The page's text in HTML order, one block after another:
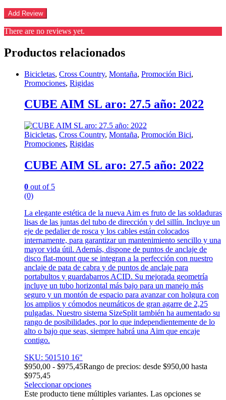
There are no reviews yet.
Productos relacionados
Bicicletas, Cross Country, Montaña, Promoción Bici,
Promociones, Rigidas
CUBE AIM SL aro: 27.5 año: 2022
Bicicletas, Cross Country, Montaña, Promoción Bici,
Promociones, Rigidas
CUBE AIM SL aro: 27.5 año: 2022
0 out of 5
(0)
La elegante estética de la nueva Aim es fruto de las soldaduras
lisas de las juntas del tubo de dirección y del sillín. Incluye un
eje de pedalier de rosca y los cables están colocados
internamente, para garantizar un mantenimiento sencillo y una
mayor vida útil. Además, dispone de puntos de anclaje de
disco flat-mount que se integran a la perfección con nuestro
anclaje de pata de cabra y de puntos de anclaje para
portabultos y guardabarros ACID. Su mejorada geometría
incluye un tubo horizontal más bajo para un manejo más
seguro y un montón de espacio para avanzar con holgura con
los amplios y cómodos neumáticos de gran agarre de 2,25
pulgadas. Nuestro sistema SizeSplit también ha aumentado su
rango de posibilidades, por lo que independientemente de lo
alto o bajo que seas, siempre habrá una Aim que encaje
contigo.
SKU: 501510 16"
$950,00 - $975,45Rango de precios: desde $950,00 hasta
$975,45
Seleccionar opciones
Este producto tiene múltiples variantes. Las opciones se